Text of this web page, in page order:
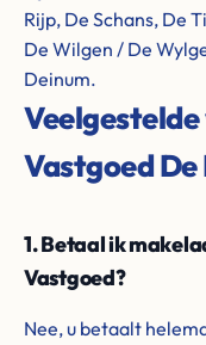
Rijp, De Schans, De
De Wilgen / De
Deinum.
Vastgoed
1. Betaal ik
Vastgoed?
Nee, u betaalt